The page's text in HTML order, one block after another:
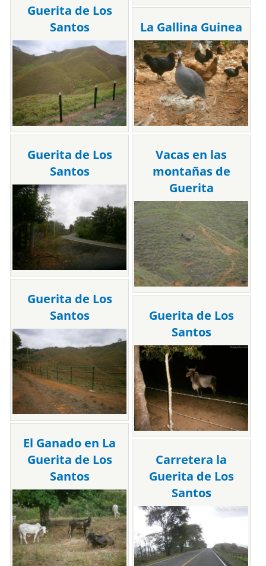
Guerita de Los
Santos
La Gallina Guinea
Guerita de Los
Santos
Vacas en las
montañas de
Guerita
Guerita de Los
Santos
Guerita de Los
Santos
El Ganado en La
Guerita de Los
Santos
Carretera la
Guerita de Los
Santos